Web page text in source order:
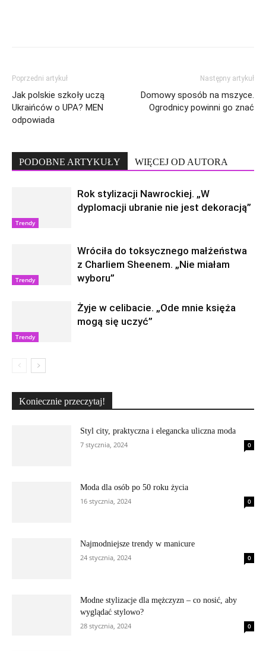
Poprzedni artykuł
Jak polskie szkoły uczą
Ukraińców o UPA? MEN
odpowiada
Następny artykuł
Domowy sposób na mszyce.
Ogrodnicy powinni go znać
PODOBNE ARTYKUŁY WIĘCEJ OD AUTORA
Trendy
Rok stylizacji Nawrockiej. „W
dyplomacji ubranie nie jest dekoracją”
Trendy
Wróciła do toksycznego małżeństwa
z Charliem Sheenem. „Nie miałam
wyboru”
Trendy
Żyje w celibacie. „Ode mnie księża
mogą się uczyć”
Koniecznie przeczytaj!
Styl city, praktyczna i elegancka uliczna moda
7 stycznia, 2024
0
Moda dla osób po 50 roku życia
16 stycznia, 2024
0
Najmodniejsze trendy w manicure
24 stycznia, 2024
0
Modne stylizacje dla mężczyzn – co nosić, aby
wyglądać stylowo?
28 stycznia, 2024
0